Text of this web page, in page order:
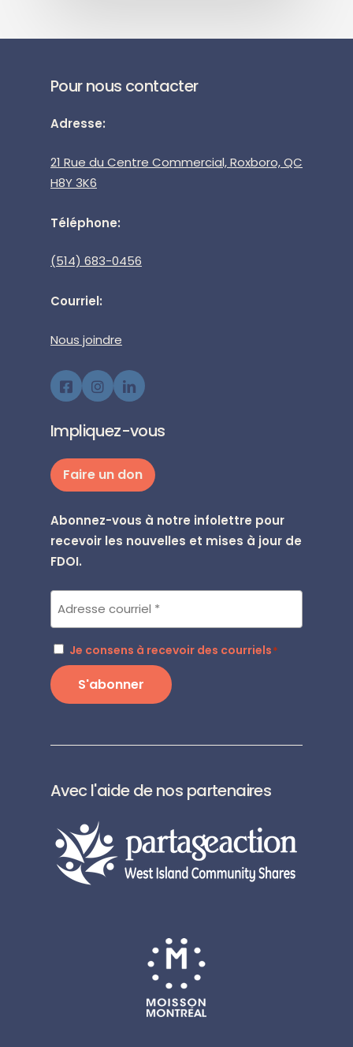
Pour nous contacter
Adresse:
21 Rue du Centre Commercial, Roxboro, QC
H8Y 3K6
Téléphone:
(514) 683-0456
Courriel:
Nous joindre
Impliquez-vous
Faire un don
Abonnez-vous à notre infolettre pour
recevoir les nouvelles et mises à jour de
FDOI.
RGPD *
Je consens à recevoir des courriels*
S'abonner
Avec l'aide de nos partenaires